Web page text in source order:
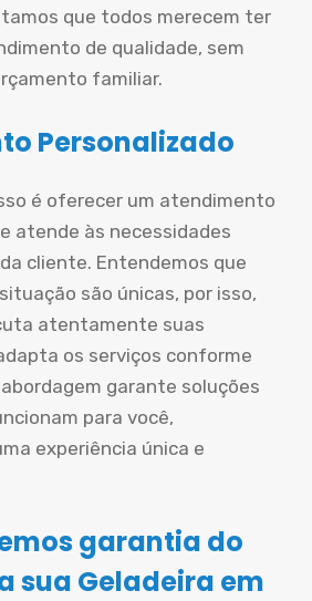
que todos merecem ter
de qualidade, sem
familiar.
Personalizado
é oferecer um atendimento
atende às necessidades
cliente. Entendemos que
são únicas, por isso,
atentamente suas
os serviços conforme
garante soluções
para você,
experiência única e
garantia do
sua Geladeira em